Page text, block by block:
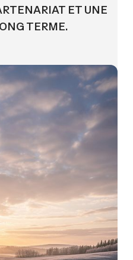
ET UNE
TERME.